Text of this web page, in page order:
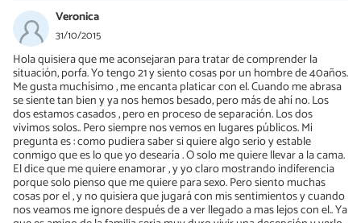
10/11/2015
Hola, tu primo es un familiar sanguíneo directo por lo que NO es
adecuado tener ningún tipo de contacto sexual con él. Entiendo
que te ilusione porque seguramente es el chico más mayor con el
que actualmente tienes contacto, pero mi sugerencia es que
busques a un chico de tu edad más afín a ti, que pueda compartir
cosas similares contigo y que no sea tu familiar. Tú misma dices
que hay aspectos en los que aún eres inmadura, por eso mi
sugerencia es que esperes a encontrar a alguien ideal para un
encuentro sexual, a estar más madura y ser mayor, ya que ahora
todo es muy prematuro. Saludos
0
Veronica
31/10/2015
Hola quisiera que me aconsejaran para tratar de comprender la
situación, porfa. Yo tengo 21 y siento cosas por un hombre de 40años.
Me gusta muchísimo , me encanta platicar con el. Cuando me abrasa
se siente tan bien y ya nos hemos besado, pero más de ahí no. Los
dos estamos casados , pero en proceso de separación. Los dos
vivimos solos.. Pero siempre nos vemos en lugares públicos. Mi
pregunta es : como pudiera saber si quiere algo serio y estable
conmigo que es lo que yo desearía . O solo me quiere llevar a la cama.
El dice que me quiere enamorar , y yo claro mostrando indiferencia
porque solo pienso que me quiere para sexo. Pero siento muchas
cosas por el , y no quisiera que jugará con mis sentimientos y cuando
nos veamos me ignore después de a ver llegado a mas lejos con el.. Ya